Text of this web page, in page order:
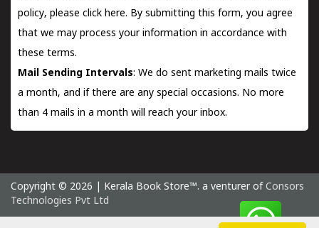
policy, please click here. By submitting this form, you agree
that we may process your information in accordance with
these terms.
Mail Sending Intervals: We do sent marketing mails twice
a month, and if there are any special occasions. No more
than 4 mails in a month will reach your inbox.
Copyright © 2026 | Kerala Book Store™. a venturer of Consors
Technologies Pvt Ltd